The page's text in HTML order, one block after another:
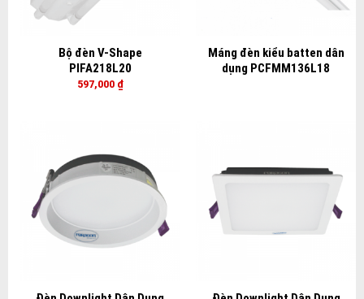
Bộ đèn V-Shape
PIFA218L20
597,000 ₫
Máng đèn kiểu batten dân
dụng PCFMM136L18